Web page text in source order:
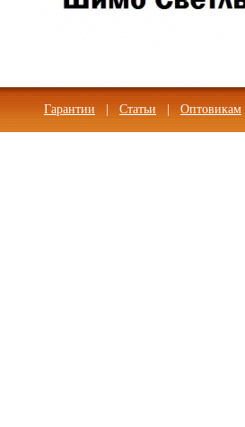
Гарантии Статьи Оптовикам